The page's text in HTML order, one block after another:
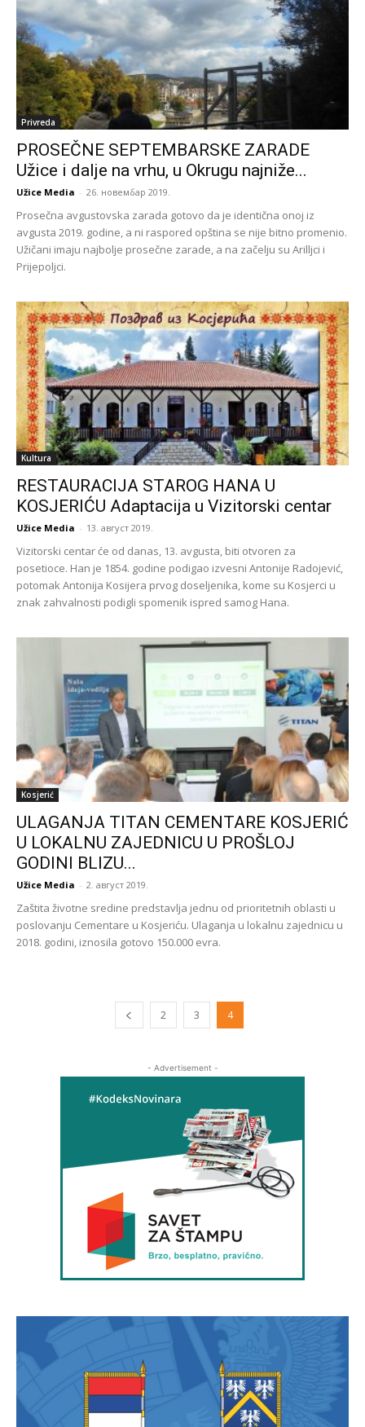
Privreda
PROSEČNE SEPTEMBARSKE ZARADE
Užice i dalje na vrhu, u Okrugu najniže...
Užice Media - 26. новембар 2019.
Prosečna avgustovska zarada gotovo da je identična onoj iz
avgusta 2019. godine, a ni raspored opština se nije bitno promenio.
Užičani imaju najbolje prosečne zarade, a na začelju su Arilljci i
Prijepoljci.
Kultura
RESTAURACIJA STAROG HANA U
KOSJERIĆU Adaptacija u Vizitorski centar
Užice Media - 13. август 2019.
Vizitorski centar će od danas, 13. avgusta, biti otvoren za
posetioce. Han je 1854. godine podigao izvesni Antonije Radojević,
potomak Antonija Kosijera prvog doseljenika, kome su Kosjerci u
znak zahvalnosti podigli spomenik ispred samog Hana.
Kosjerić
ULAGANJA TITAN CEMENTARE KOSJERIĆ
U LOKALNU ZAJEDNICU U PROŠLOJ
GODINI BLIZU...
Užice Media - 2. август 2019.
Zaštita životne sredine predstavlja jednu od prioritetnih oblasti u
poslovanju Cementare u Kosjeriću. Ulaganja u lokalnu zajednicu u
2018. godini, iznosila gotovo 150.000 evra.
2 3 4
- Advertisement -